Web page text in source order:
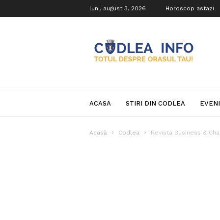
luni, august 3, 2026 Horoscop astazi
Info
ACASA STIRI DIN CODLEA
Acasă Codlea Revista Business &